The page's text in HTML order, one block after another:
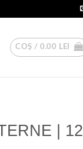
COȘ / 0.00 LEI
| 12